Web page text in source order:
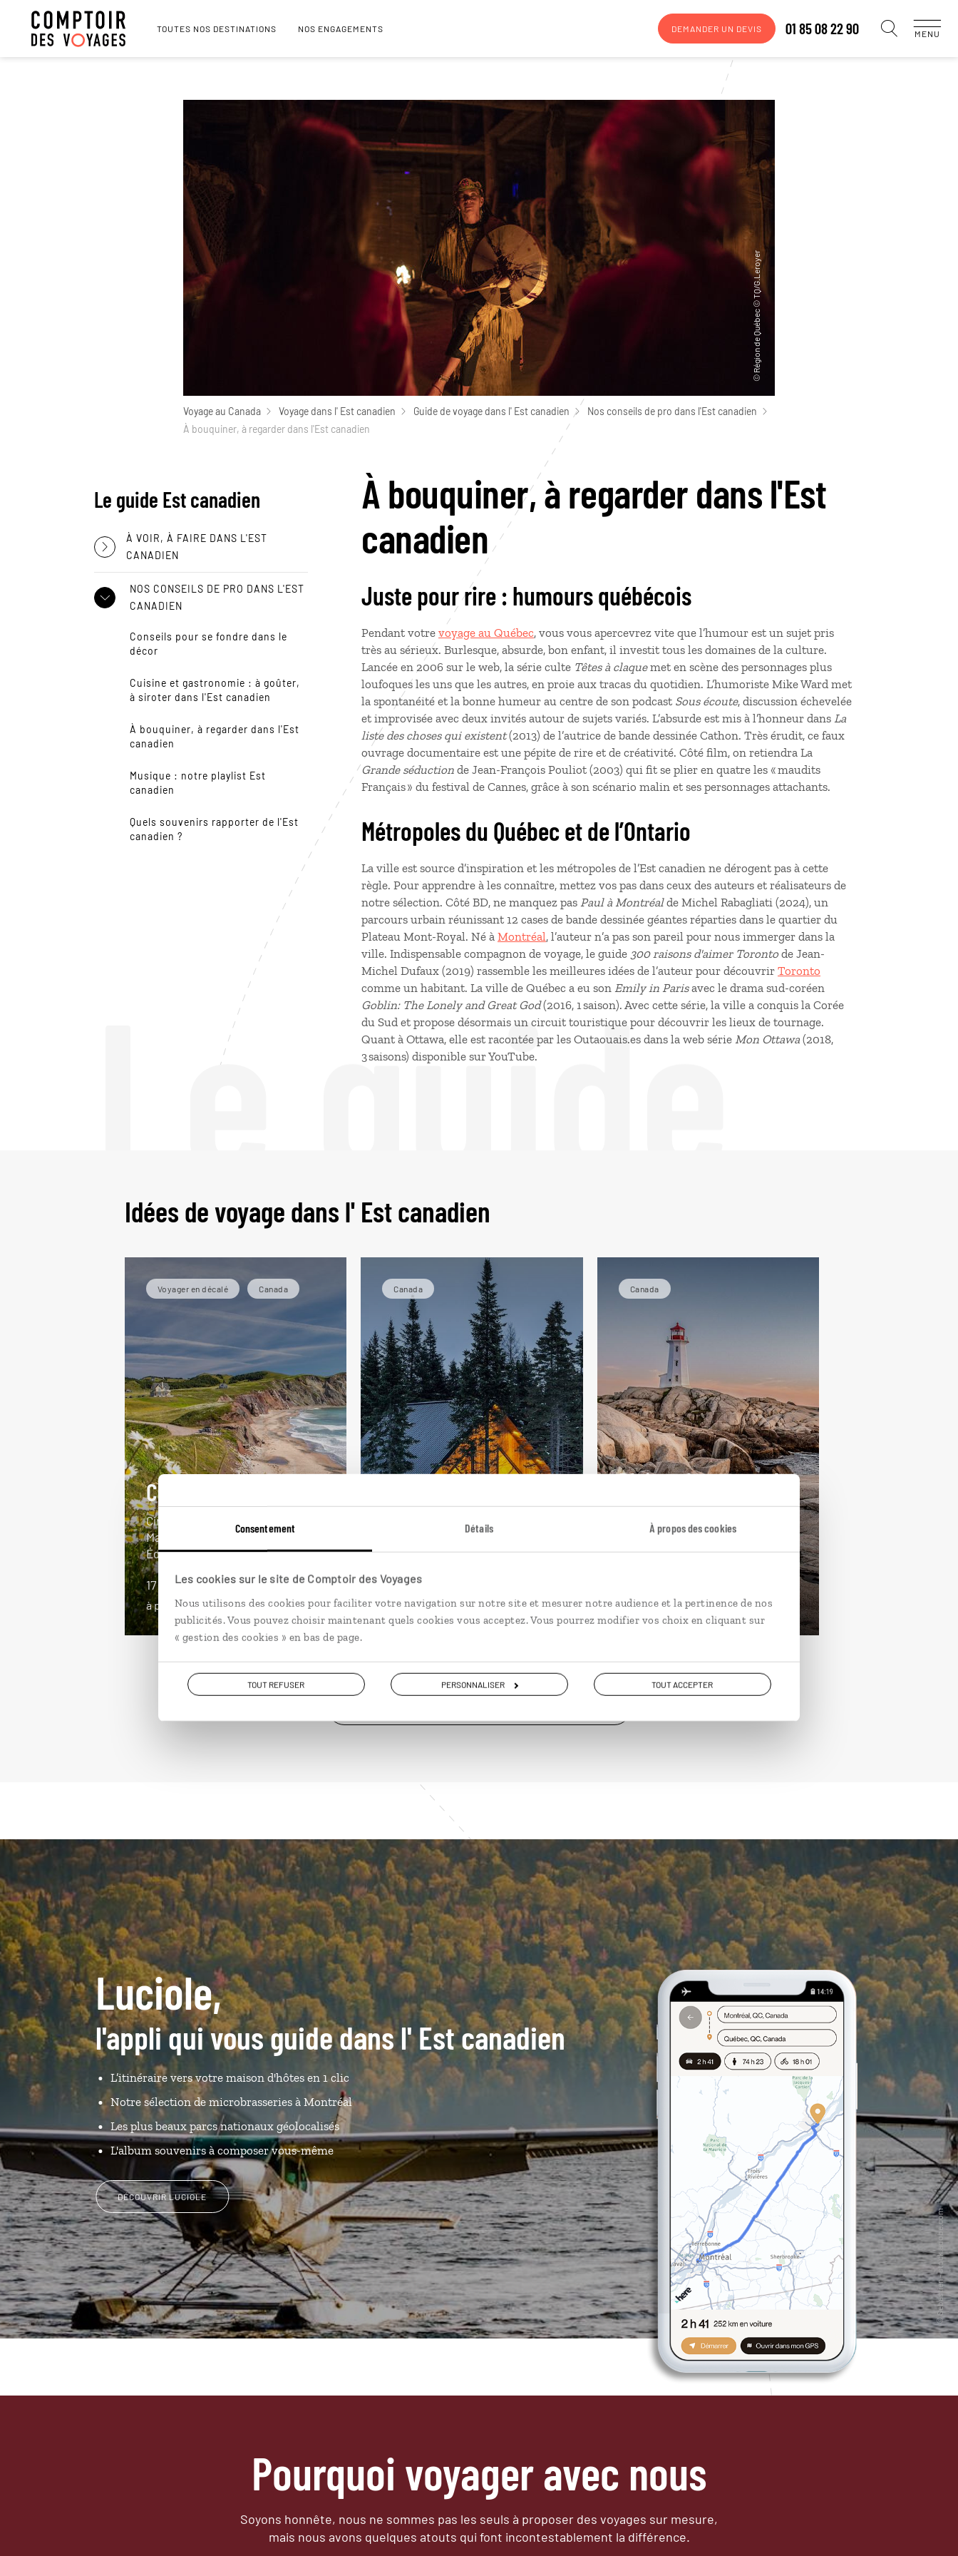
Consentement Détails À propos des cookies
Les cookies sur le site de Comptoir des Voyages
Nous utilisons des cookies pour faciliter votre navigation sur notre site et mesurer notre audience et la pertinence de nos
publicités. Vous pouvez choisir maintenant quels cookies vous acceptez. Vous pourrez modifier vos choix en cliquant sur
« gestion des cookies » en bas de page.
TOUT REFUSER PERSONNALISER TOUT ACCEPTER
TOUTES NOS DESTINATIONS NOS ENGAGEMENTS DEMANDER UN DEVIS 01 85 08 22 90 MENU
Voyage au Canada Voyage dans l' Est canadien Guide de voyage dans l' Est canadien
Nos conseils de pro dans l'Est canadien
À bouquiner, à regarder dans l'Est canadien
Le guide
Le guide Est canadien
À VOIR, À FAIRE DANS L'EST
CANADIEN
NOS CONSEILS DE PRO DANS L'EST
CANADIEN
Conseils pour se fondre dans le
décor
Cuisine et gastronomie : à goûter,
à siroter dans l'Est canadien
À bouquiner, à regarder dans l'Est
canadien
Musique : notre playlist Est
canadien
Quels souvenirs rapporter de l'Est
canadien ?
À bouquiner, à regarder dans l'Est
canadien
Juste pour rire : humours québécois
Pendant votre voyage au Québec, vous vous apercevrez vite que l’humour est un sujet pris
très au sérieux. Burlesque, absurde, bon enfant, il investit tous les domaines de la culture.
Lancée en 2006 sur le web, la série culte Têtes à claquemet en scène des personnages plus
loufoques les uns que les autres, en proie aux tracas du quotidien. L’humoriste Mike Ward met
la spontanéité et la bonne humeur au centre de son podcast Sous écoute, discussion échevelée
et improvisée avec deux invités autour de sujets variés. L’absurde est mis à l’honneur dans La
liste des choses qui existent(2013) de l’autrice de bande dessinée Cathon. Très érudit, ce faux
ouvrage documentaire est une pépite de rire et de créativité. Côté film, on retiendra La
Grande séduction de Jean-François Pouliot (2003) qui fit se plier en quatre les « maudits
Français » du festival de Cannes, grâce à son scénario malin et ses personnages attachants.
Métropoles du Québec et de l’Ontario
La ville est source d’inspiration et les métropoles de l’Est canadien ne dérogent pas à cette
règle. Pour apprendre à les connaître, mettez vos pas dans ceux des auteurs et réalisateurs de
notre sélection. Côté BD, ne manquez pas Paul à Montréalde Michel Rabagliati (2024), un
parcours urbain réunissant 12 cases de bande dessinée géantes réparties dans le quartier du
Plateau Mont-Royal. Né à Montréal, l’auteur n’a pas son pareil pour nous immerger dans la
ville. Indispensable compagnon de voyage, le guide 300 raisons d'aimer Torontode Jean-
Michel Dufaux (2019) rassemble les meilleures idées de l’auteur pour découvrir Toronto
comme un habitant. La ville de Québec a eu son Emily in Parisavec le drama sud-coréen
Goblin: The Lonely and Great God(2016, 1 saison). Avec cette série, la ville a conquis la Corée
du Sud et propose désormais un circuit touristique pour découvrir les lieux de tournage.
Quant à Ottawa, elle est racontée par les Outaouais.es dans la web série Mon Ottawa (2018,
3 saisons) disponible sur YouTube.
Idées de voyage dans l' Est canadien
Voyager en décalé Canada
Chez les Madelinots
Circuit autotour canadien : îles
Madeleine et Île-du-Prince-
Édouard.
17 jours / 15 nuits
à partir de 3400€
Canada
Charlevoix, Saguenay, ville de
Québec.
11 jours / 9 nuits
à partir de 2800€
Canada
Pleins phares sur la
Nouvelle-Écosse
Circuit autotour Nouvelle-Écosse :
Halifax, Lunenburg, Cap-Breton...
à partir de 3400€
Luciole,
l'appli qui vous guide dans l' Est canadien
L’itinéraire vers votre maison d'hôtes en 1 clic
Notre sélection de microbrasseries à Montréal
Les plus beaux parcs nationaux géolocalisés
L'album souvenirs à composer vous-même
DÉCOUVRIR LUCIOLE
Pourquoi voyager avec nous
Soyons honnête, nous ne sommes pas les seuls à proposer des voyages sur mesure,
mais nous avons quelques atouts qui font incontestablement la différence.